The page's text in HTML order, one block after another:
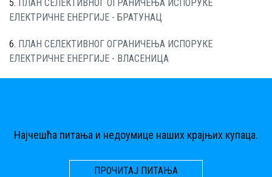
5. ПЛАН СЕЛЕКТИВНОГ ОГРАНИЧЕЊА ИСПОРУКЕ
ЕЛЕКТРИЧНЕ ЕНЕРГИЈЕ - БРАТУНАЦ
6. ПЛАН СЕЛЕКТИВНОГ ОГРАНИЧЕЊА ИСПОРУКЕ
ЕЛЕКТРИЧНЕ ЕНЕРГИЈЕ - ВЛАСЕНИЦА
Најчешћа питања и недоумице наших крајњих купаца.
ПРОЧИТАЈ ПИТАЊА